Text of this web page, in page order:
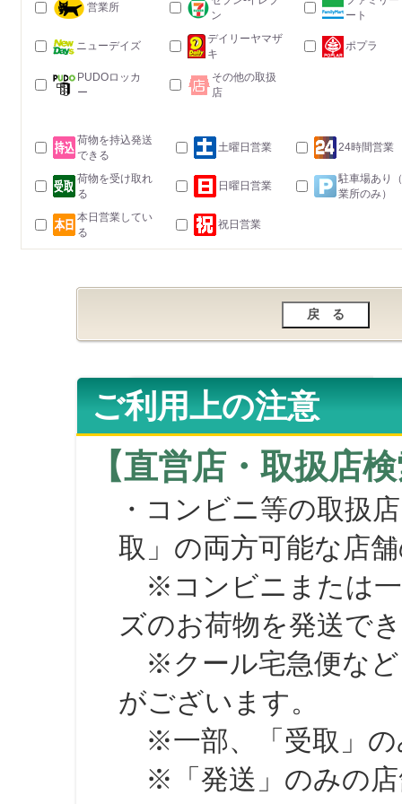
営業所
ン
ート
ニューデイズ
デイリーヤマザ
キ
ポプラ
PUDOロッカ
ー
その他の取扱
店
荷物を持込発送
できる
土曜日営業 24時間営業
荷物を受け取れ
る
日曜日営業
駐車場あり
業所のみ）
本日営業してい
る
祝日営業
ご利用上の注意
【直営店・取扱店
・コンビニ等の取扱
取」の両方可能な店
※コンビニまたは一
ズのお荷物を発送で
※クール宅急便など
がございます。
※一部、「受取」の
※「発送」のみの店